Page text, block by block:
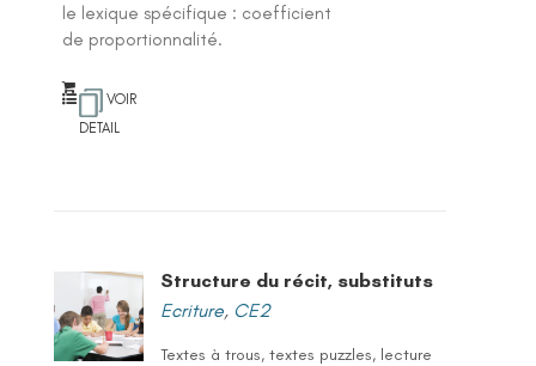
le lexique spécifique : coefficient
de proportionnalité.
VOIR
DETAIL
Structure du récit, substituts
Ecriture, CE2
Textes à trous, textes puzzles, lecture